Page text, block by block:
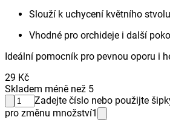
Slouží k uchycení květního
Vhodné pro orchideje i další
Ideální pomocník pro pevnou oporu i
29 Kč
Skladem méně než 5
Zadejte číslo nebo použijte
pro změnu množství1